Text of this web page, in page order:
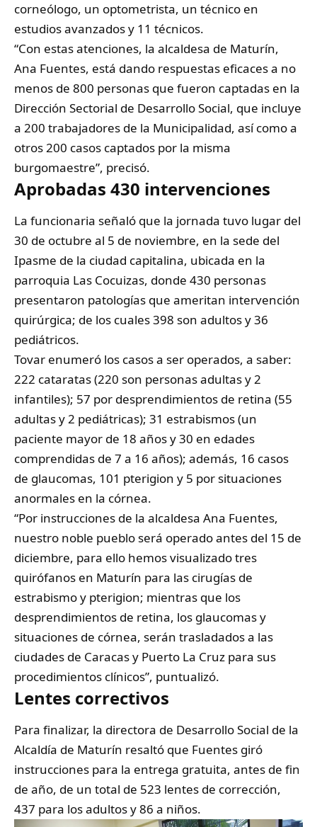
corneólogo, un optometrista, un técnico en
estudios avanzados y 11 técnicos.
“Con estas atenciones, la alcaldesa de Maturín,
Ana Fuentes, está dando respuestas eficaces a no
menos de 800 personas que fueron captadas en la
Dirección Sectorial de Desarrollo Social, que incluye
a 200 trabajadores de la Municipalidad, así como a
otros 200 casos captados por la misma
burgomaestre”, precisó.
Aprobadas 430 intervenciones
La funcionaria señaló que la jornada tuvo lugar del
30 de octubre al 5 de noviembre, en la sede del
Ipasme de la ciudad capitalina, ubicada en la
parroquia Las Cocuizas, donde 430 personas
presentaron patologías que ameritan intervención
quirúrgica; de los cuales 398 son adultos y 36
pediátricos.
Tovar enumeró los casos a ser operados, a saber:
222 cataratas (220 son personas adultas y 2
infantiles); 57 por desprendimientos de retina (55
adultas y 2 pediátricas); 31 estrabismos (un
paciente mayor de 18 años y 30 en edades
comprendidas de 7 a 16 años); además, 16 casos
de glaucomas, 101 pterigion y 5 por situaciones
anormales en la córnea.
“Por instrucciones de la alcaldesa Ana Fuentes,
nuestro noble pueblo será operado antes del 15 de
diciembre, para ello hemos visualizado tres
quirófanos en Maturín para las cirugías de
estrabismo y pterigion; mientras que los
desprendimientos de retina, los glaucomas y
situaciones de córnea, serán trasladados a las
ciudades de Caracas y Puerto La Cruz para sus
procedimientos clínicos”, puntualizó.
Lentes correctivos
Para finalizar, la directora de Desarrollo Social de la
Alcaldía de Maturín resaltó que Fuentes giró
instrucciones para la entrega gratuita, antes de fin
de año, de un total de 523 lentes de corrección,
437 para los adultos y 86 a niños.